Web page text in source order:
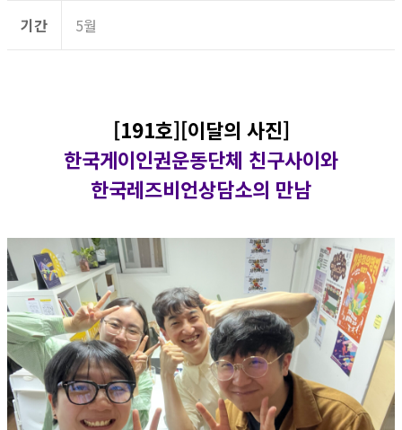
기간 5월
[191호][이달의 사진]
한국게이인권운동단체 친구사이와
한국레즈비언상담소의 만남